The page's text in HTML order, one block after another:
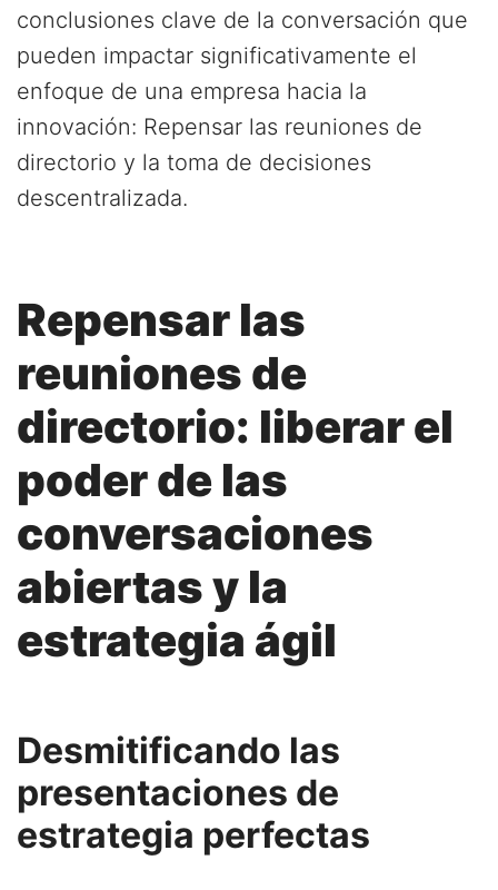
conclusiones clave de la conversación que
pueden impactar significativamente el
enfoque de una empresa hacia la
innovación: Repensar las reuniones de
directorio y la toma de decisiones
descentralizada.
Repensar las
reuniones de
directorio: liberar el
poder de las
conversaciones
abiertas y la
estrategia ágil
Desmitificando las
presentaciones de
estrategia perfectas